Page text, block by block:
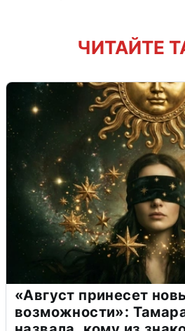
ЧИТАЙТЕ
«Август принесет
возможности»: